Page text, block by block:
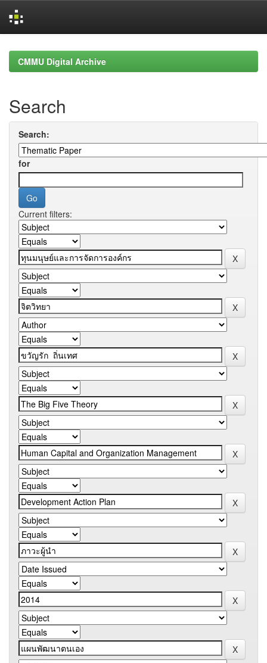
navigationCMMU Digital Archive
Search
Search:
for
Current filters: